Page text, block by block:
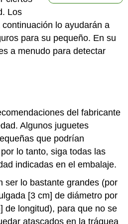
Los
lo ayudarán a
para su pequeño. En su
a menudo para detectar
del fabricante
Algunos juguetes
que podrían
lo tanto, siga todas las
indicadas en el embalaje.
ser lo bastante grandes (por
[3 cm] de diámetro por
de longitud), para que no se
atascados en la tráquea